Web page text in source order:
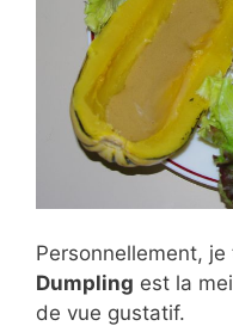
Personnellement,
Dumpling est la
de vue gustatif.